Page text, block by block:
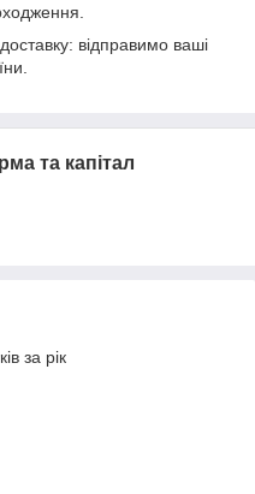
відправимо ваші
та капітал
за рік